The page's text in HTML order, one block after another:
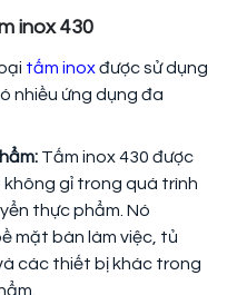
inox 430
tấm inoxđược sử dụng
nhiều ứng dụng đa
Tấm inox 430 được
gỉ trong quá trình
thực phẩm. Nó
mặt bàn làm việc, tủ
các thiết bị khác trong